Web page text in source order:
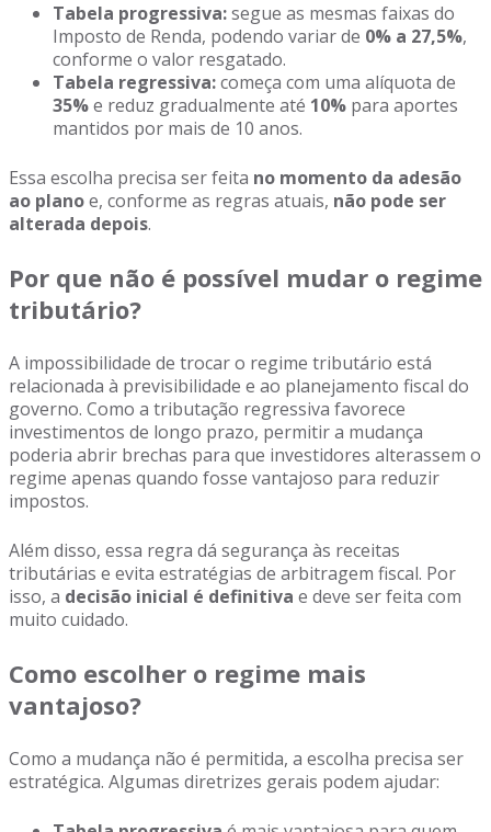
Tabela progressiva:segue as mesmas faixas do
Imposto de Renda, podendo variar de 0% a 27,5%,
conforme o valor resgatado.
Tabela regressiva:começa com uma alíquota de
35%e reduz gradualmente até 10% para aportes
mantidos por mais de 10 anos.
Essa escolha precisa ser feita no momento da adesão
ao planoe, conforme as regras atuais, não pode ser
alterada depois.
Por que não é possível mudar o regime
tributário?
A impossibilidade de trocar o regime tributário está
relacionada à previsibilidade e ao planejamento fiscal do
governo. Como a tributação regressiva favorece
investimentos de longo prazo, permitir a mudança
poderia abrir brechas para que investidores alterassem o
regime apenas quando fosse vantajoso para reduzir
impostos.
Além disso, essa regra dá segurança às receitas
tributárias e evita estratégias de arbitragem fiscal. Por
isso, a decisão inicial é definitiva e deve ser feita com
muito cuidado.
Como escolher o regime mais
vantajoso?
Como a mudança não é permitida, a escolha precisa ser
estratégica. Algumas diretrizes gerais podem ajudar: